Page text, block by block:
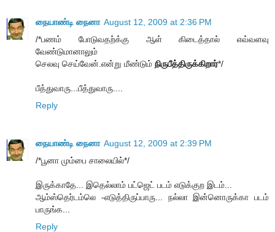
நையாண்டி நைனா August 12, 2009 at 2:36 PM
/*பணம் போடுவதற்க்கு ஆள் கிடைத்தால் எவ்வளவு
வேண்டுமானாலும்
செலவு செய்வேன்.என்று மீண்டும் நிருபீத்திருக்கிறார்*/
பீத்துவாரு...பீத்துவாரு....
Reply
நையாண்டி நைனா August 12, 2009 at 2:39 PM
/*பூனா மும்பை சாலையில்*/
இருக்காதே... இதெல்லாம் பட்ஜெட் படம் எடுக்குற இடம்...
ஆம்ஸ்தெர்டம்லெ -எடுத்திருப்பாரு... நல்லா இன்னொருக்கா படம்
பாருங்க...
Reply